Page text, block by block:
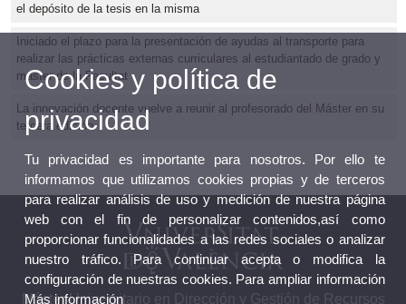
el depósito de la tesis en la misma
Iniciado el plazo para la presentación de ayudas al transporte para
realizar las prácticas externas curriculares al estudiantado de grado y
máster de la Facultat
La innovación docente vuelve a reunir al profesorado del Máster en su
tercera edición
Máster Universitario en Dirección y Gestión de Recursos
Cookies y política de
privacidad
Tu privacidad es importante para nosotros. Por ello te
informamos que utilizamos cookies propias y de terceros
para realizar análisis de uso y medición de nuestra página
web con el fin de personalizar contenidos,así como
proporcionar funcionalidades a las redes sociales o analizar
nuestro tráfico. Para continuar acepta o modifica la
configuración de nuestras cookies. Para ampliar información
Más información